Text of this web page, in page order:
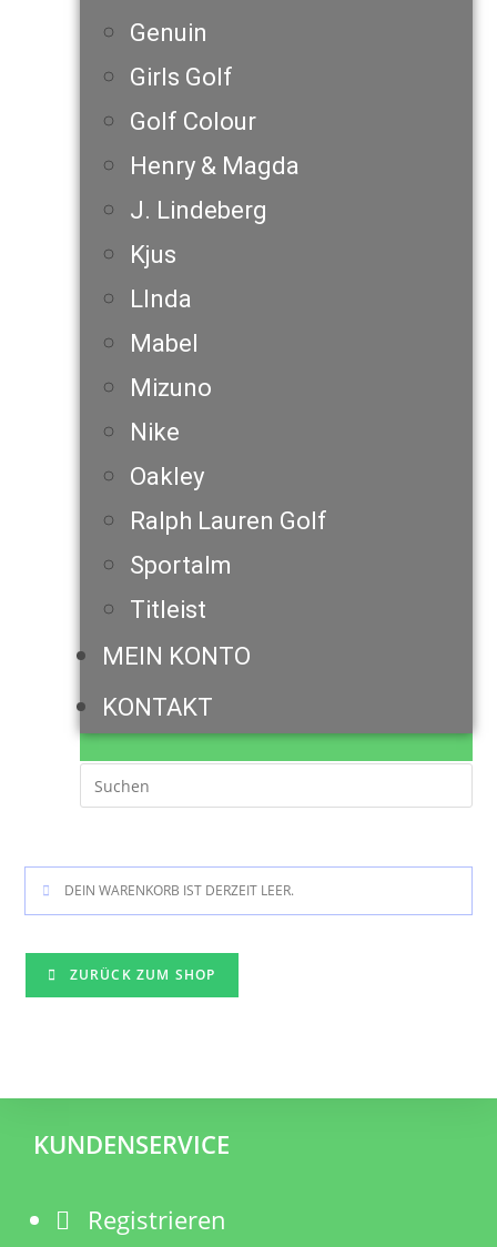
Genuin
Girls Golf
Golf Colour
Henry & Magda
J. Lindeberg
Kjus
LInda
Mabel
Mizuno
Nike
Oakley
Ralph Lauren Golf
Sportalm
Titleist
MEIN KONTO
KONTAKT
DEIN WARENKORB IST DERZEIT LEER.
ZURÜCK ZUM SHOP
KUNDENSERVICE
Registrieren